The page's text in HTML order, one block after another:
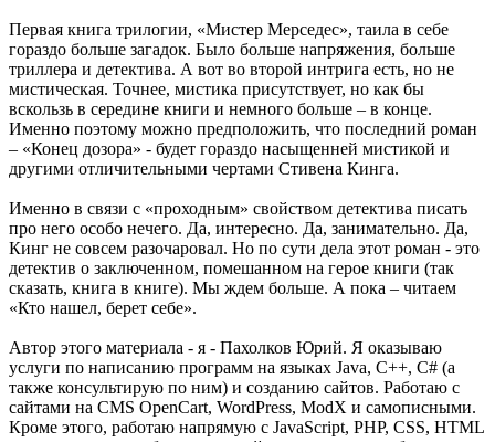
Первая книга трилогии, «Мистер Мерседес», таила в себе
гораздо больше загадок. Было больше напряжения, больше
триллера и детектива. А вот во второй интрига есть, но не
мистическая. Точнее, мистика присутствует, но как бы
вскользь в середине книги и немного больше – в конце.
Именно поэтому можно предположить, что последний роман
– «Конец дозора» - будет гораздо насыщенней мистикой и
другими отличительными чертами Стивена Кинга.
Именно в связи с «проходным» свойством детектива писать
про него особо нечего. Да, интересно. Да, занимательно. Да,
Кинг не совсем разочаровал. Но по сути дела этот роман - это
детектив о заключенном, помешанном на герое книги (так
сказать, книга в книге). Мы ждем больше. А пока – читаем
«Кто нашел, берет себе».
Автор этого материала - я - Пахолков Юрий. Я оказываю
услуги по написанию программ на языках Java, C++, C# (а
также консультирую по ним) и созданию сайтов. Работаю с
сайтами на CMS OpenCart, WordPress, ModX и самописными.
Кроме этого, работаю напрямую с JavaScript, PHP, CSS, HTML